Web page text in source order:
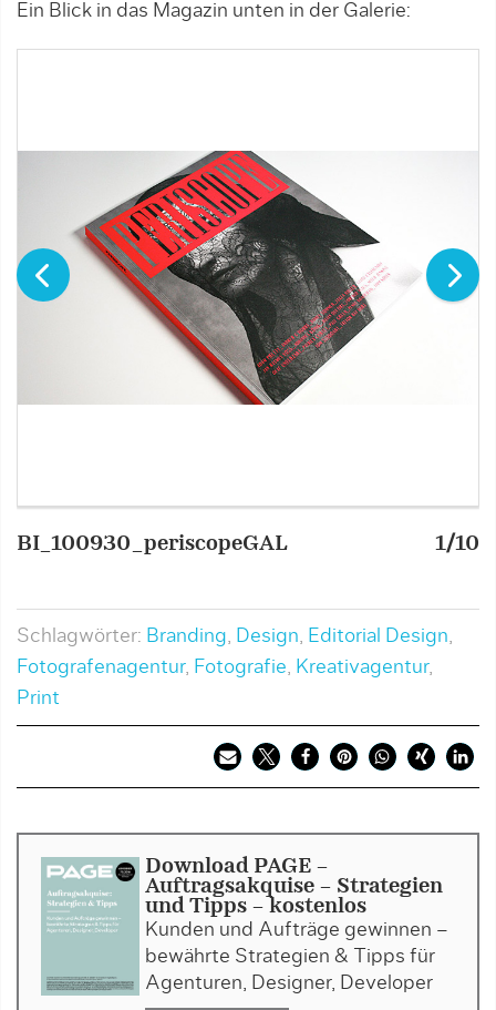
Ein Blick in das Magazin unten in der Galerie:
BI_100930_periscopeGAL 1/10
Schlagwörter: Branding, Design, Editorial Design,
Fotografenagentur, Fotografie, Kreativagentur,
Print
Download PAGE -
Auftragsakquise - Strategien
und Tipps - kostenlos
Kunden und Aufträge gewinnen –
bewährte Strategien & Tipps für
Agenturen, Designer, Developer